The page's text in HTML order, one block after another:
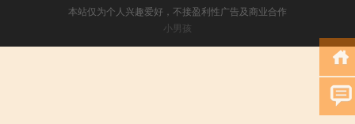
本站仅为个人兴趣爱好，不接盈利性广告及商业合作
小男孩